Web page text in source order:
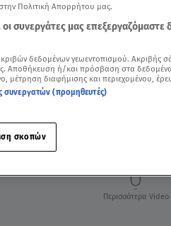
Περισσότερα Video
Πολιτική Απορρήτου μας.
οι συνεργάτες μας
δεδομένων γεωεντοπισμού. Ακριβής
Αποθήκευση ή/και πρόσβαση στα δεδομένα
μέτρηση διαφήμισης και περιεχομένου,
συνεργατών (προμηθευτές)
σκοπών